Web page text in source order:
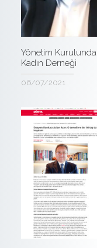
Yönetim Kurulunda
Kadın Derneği
06/07/2021